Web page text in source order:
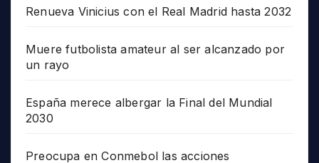
Renueva Vinicius con el Real Madrid hasta 2032
Muere futbolista amateur al ser alcanzado por
un rayo
España merece albergar la Final del Mundial
2030
Preocupa en Conmebol las acciones